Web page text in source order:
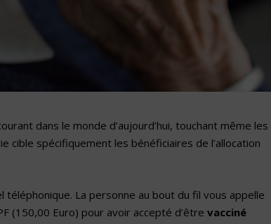
dans le monde d’aujourd’hui, touchant même les
cible spécifiquement les bénéficiaires de l’allocation
téléphonique. La personne au bout du fil vous appelle
(150,00 Euro) pour avoir accepté d’être vacciné